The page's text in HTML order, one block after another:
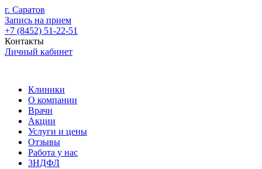
г. Саратов
Запись на прием
+7 (8452) 51-22-51
Контакты
Личный кабинет
Клиники
О компании
Врачи
Акции
Услуги и цены
Отзывы
Работа у нас
3НДФЛ